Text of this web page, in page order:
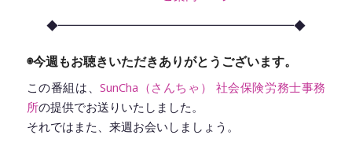
◆━━━━━━━━━━━━━━━━━━━━◆
◉今週もお聴きいただきありがとうございます。
この番組は、SunCha（さんちゃ） 社会保険労務士事務
所の提供でお送りいたしました。
それではまた、来週お会いしましょう。